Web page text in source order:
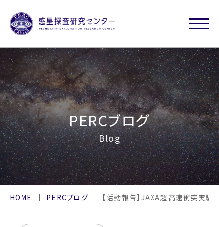
PERCブログ
Blog
HOME PERCブログ 【活動報告】JAXA超高速衝突実験